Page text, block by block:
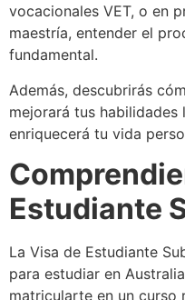
vocacionales VET, o en
maestría, entender el
fundamental.
Además, descubrirás
mejorará tus
enriquecerá tu vida
Estudiante
La Visa de Estudiante
para estudiar en
matricularte en un